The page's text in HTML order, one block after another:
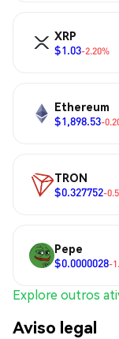
XRP
$1.03-2.20%
Ethereum
$1,898.53-
TRON
$0.327752-
Pepe
$0.0000028-
Explore outros
Aviso legal